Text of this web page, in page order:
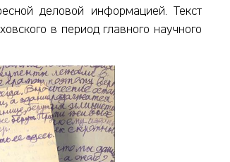
деловой информацией. Текст
в период главного научного